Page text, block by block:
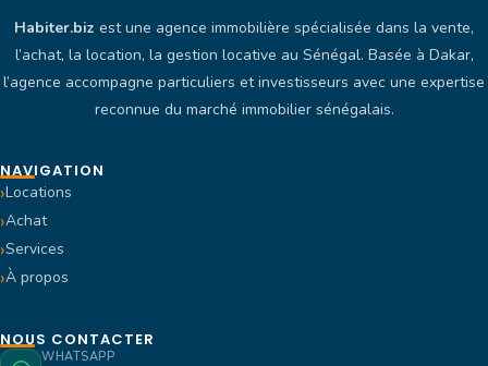
Habiter.biz est une agence immobilière spécialisée dans la vente,
l’achat, la location, la gestion locative au Sénégal. Basée à Dakar,
l’agence accompagne particuliers et investisseurs avec une expertise
reconnue du marché immobilier sénégalais.
NAVIGATION
Locations
Achat
Services
À propos
NOUS CONTACTER
WHATSAPP